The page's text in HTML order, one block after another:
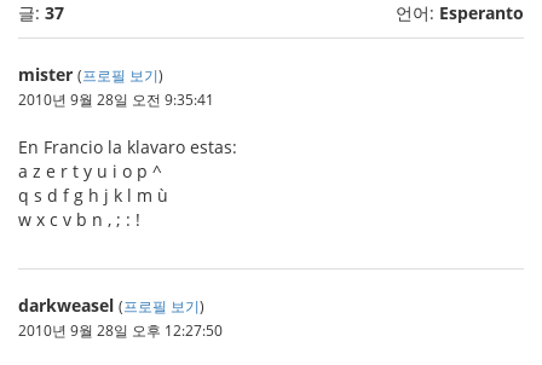
글: 37 언어: Esperanto
mister (프로필 보기)
2010년 9월 28일 오전 9:35:41
En Francio la klavaro estas:
a z e r t y u i o p ^
q s d f g h j k l m ù
w x c v b n , ; : !
darkweasel (프로필 보기)
2010년 9월 28일 오후 12:27:50